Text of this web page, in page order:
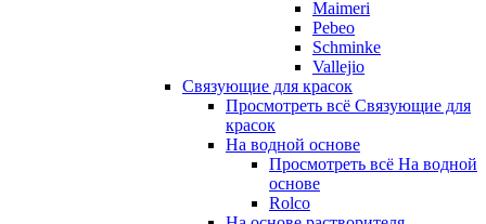
Maimeri
Pebeo
Schminke
Vallejio
Связующие для красок
Просмотреть всё Связующие для
красок
На водной основе
Просмотреть всё На водной
основе
Rolco